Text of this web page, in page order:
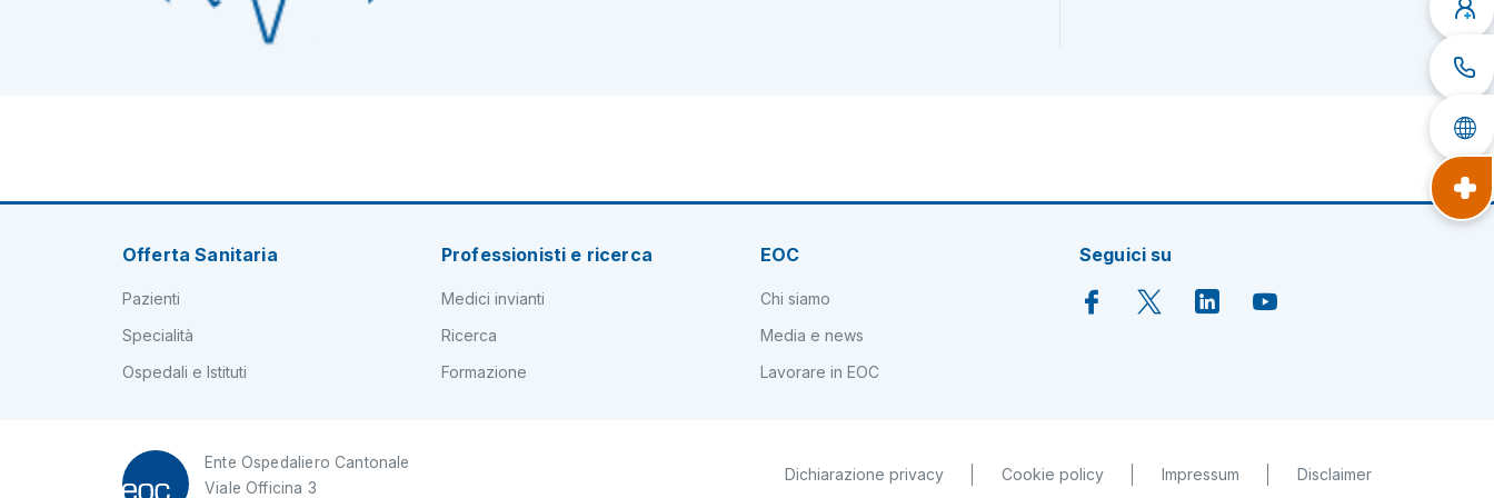
Offerta Sanitaria
Pazienti
Specialità
Ospedali e Istituti
Professionisti e ricerca
Medici invianti
Ricerca
Formazione
EOC
Chi siamo
Media e news
Lavorare in EOC
Seguici su
Ente Ospedaliero Cantonale
Viale Officina 3
Dichiarazione privacy Cookie policy Impressum Disclaimer